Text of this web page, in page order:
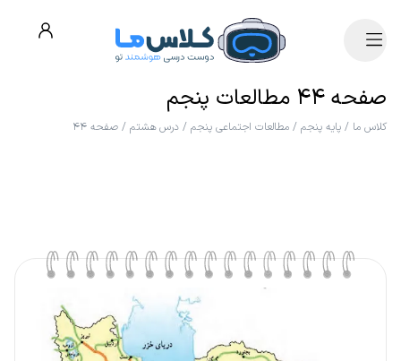
صفحه ۴۴ مطالعات پنجم
کلاس ما / پایه پنجم / مطالعات اجتماعی پنجم / درس هشتم / صفحه ۴۴